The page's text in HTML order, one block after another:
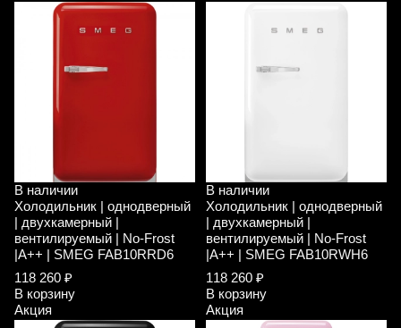
В наличии
Холодильник | однодверный
| двухкамерный |
вентилируемый | No-Frost
|A++ | SMEG FAB10RRD6
118 260 ₽
В корзину
Акция
В наличии
Холодильник | однодверный
| двухкамерный |
вентилируемый | No-Frost
|A++ | SMEG FAB10RWH6
118 260 ₽
В корзину
Акция